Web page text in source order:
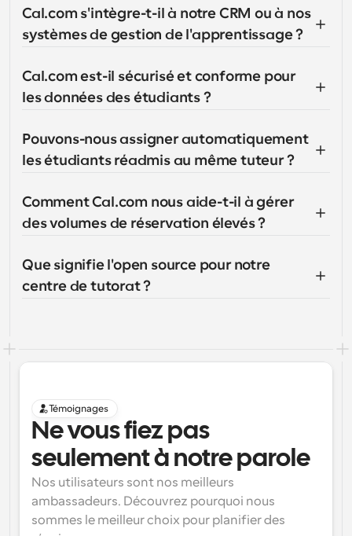
Cal.com s'intègre-t-il à notre CRM ou à nos
systèmes de gestion de l'apprentissage ?
Cal.com est-il sécurisé et conforme pour
les données des étudiants ?
Pouvons-nous assigner automatiquement
les étudiants réadmis au même tuteur ?
Comment Cal.com nous aide-t-il à gérer
des volumes de réservation élevés ?
Que signifie l'open source pour notre
centre de tutorat ?
Témoignages
Ne vous fiez pas
seulement à notre parole
Nos utilisateurs sont nos meilleurs
ambassadeurs. Découvrez pourquoi nous
sommes le meilleur choix pour planifier des